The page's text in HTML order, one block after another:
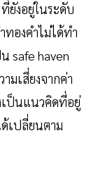
ยังอยู่ในระดับ
ทองคำไม่ได้ทำ
safe haven
มเสี่ยงจากค่า
เป็นแนวคิดที่อยู่
เปลี่ยนตาม